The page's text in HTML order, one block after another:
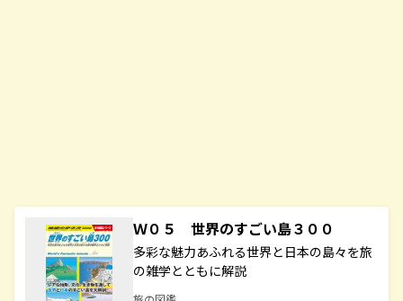
Ｗ０５ 世界のすごい島３００
多彩な魅力あふれる世界と日本の島々を旅
の雑学とともに解説